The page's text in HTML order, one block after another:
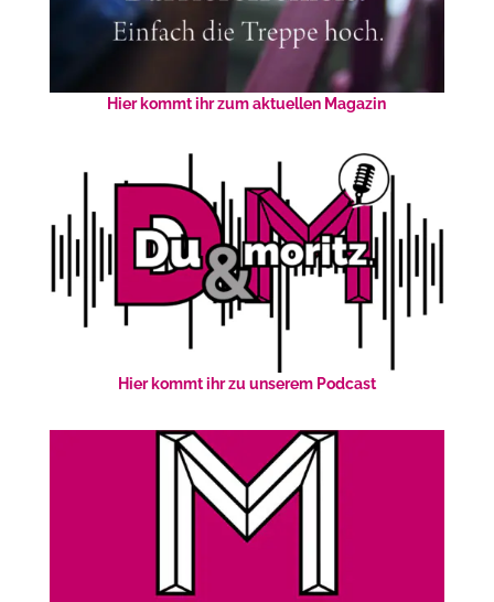
Hier kommt ihr zum aktuellen Magazin
Hier kommt ihr zu unserem Podcast